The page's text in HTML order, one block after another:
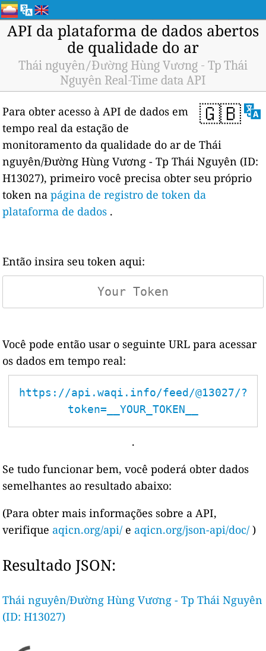
API da plataforma de dados abertos
de qualidade do ar
Thái nguyên/Đường Hùng Vương - Tp Thái
Nguyên Real-Time data API
🇬🇧
Para obter acesso à API de dados em
tempo real da estação de
monitoramento da qualidade do ar de Thái
nguyên/Đường Hùng Vương - Tp Thái Nguyên (ID:
H13027), primeiro você precisa obter seu próprio
token napágina de registro de token da
plataforma de dados .
Então insira seu token aqui:
Você pode então usar o seguinte URL para acessar
os dados em tempo real:
https://api.waqi.info/feed/@13027/?
token=__YOUR_TOKEN__
.
Se tudo funcionar bem, você poderá obter dados
semelhantes ao resultado abaixo:
(Para obter mais informações sobre a API,
verifique aqicn.org/api/ e aqicn.org/json-api/doc/ )
Resultado JSON:
Thái nguyên/Đường Hùng Vương - Tp Thái Nguyên
(ID: H13027)